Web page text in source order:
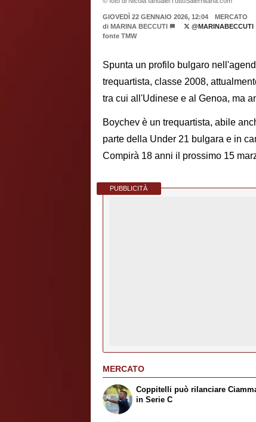
GIOVEDÌ 22 GENNAIO 2026, 12:04
MERCATO
di MARINA BECCUTI
@MARINABECCUTI
fonte TMW
Spunta un profilo bulgaro
trequartista, classe 2008,
tra cui all'Udinese e al Genoa, ma
Boychev è un trequartista, abile
parte della Under 21 bulgara e in
Compirà 18 anni il prossimo 15
PUBBLICITÀ
MERCATO
Coppitelli può rilanciare
in Serie C